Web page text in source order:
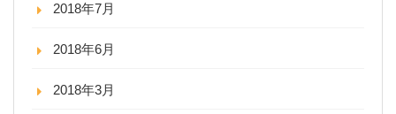
2018年7月
2018年6月
2018年3月